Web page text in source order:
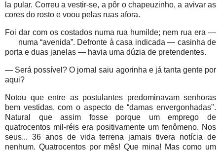
la pular. Correu a vestir-se, a pôr o chapeuzinho, a avivar as
cores do rosto e voou pelas ruas afora.
Foi dar com os costados numa rua humilde; nem rua era —
numa “avenida”. Defronte à casa indicada — casinha de
porta e duas janelas — havia uma dúzia de pretendentes.
— Será possível? O jornal saiu agorinha e já tanta gente por
aqui?
Notou que entre as postulantes predominavam senhoras
bem vestidas, com o aspecto de “damas envergonhadas".
Natural que assim fosse porque um emprego de
quatrocentos mil-réis era positivamente um fenômeno. Nos
seus... 36 anos de vida terrena jamais tivera notícia de
nenhum. Quatrocentos por mês! Que mina! Mas como um